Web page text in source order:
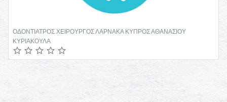
ΟΔΟΝΤΙΑΤΡΟΣ ΧΕΙΡΟΥΡΓΟΣ ΛΑΡΝΑΚΑ ΚΥΠΡΟΣ ΑΘΑΝΑΣΙΟΥ
ΚΥΡΙΑΚΟΥΛΑ